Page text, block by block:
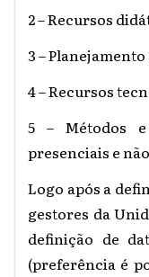
2 – Recursos
3 –
4 – Recursos
5 – Métodos
presenciais e
Logo após a
gestores da
definição de
(preferência é